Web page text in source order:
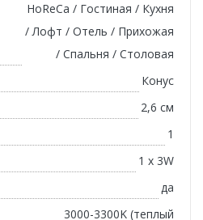
HoReCa / Гостиная / Кухня
/ Лофт / Отель / Прихожая
/ Спальня / Столовая
Конус
2,6 см
1
1 х 3W
да
3000-3300K (теплый